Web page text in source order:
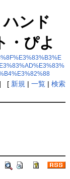
ンド
・ぴよ
[ 新規 | 一覧| 検索